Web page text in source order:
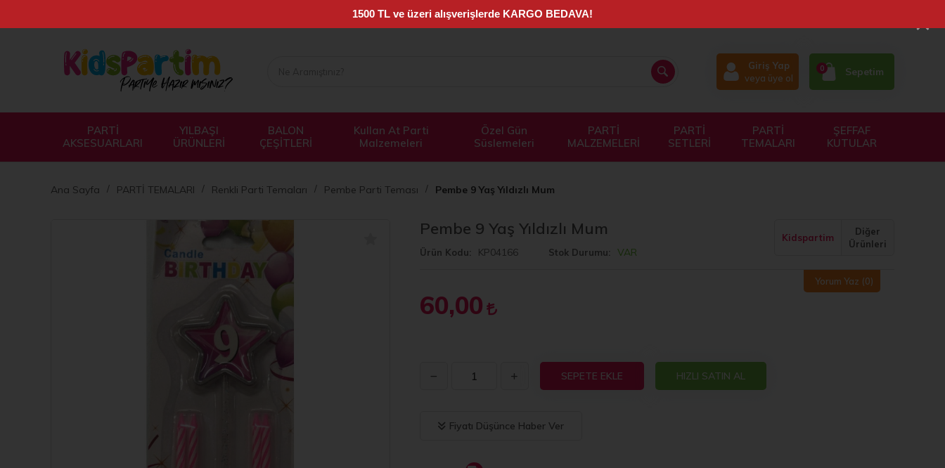
Giriş Yap
veya üye ol
0 Sepetim
PARTİ
AKSESUARLARI
YILBAŞI
ÜRÜNLERİ
BALON
ÇEŞİTLERİ
Kullan At Parti
Malzemeleri
Özel Gün
Süslemeleri
PARTİ
MALZEMELERİ
PARTİ
SETLERİ
PARTİ
TEMALARI
ŞEFFAF
KUTULAR
Ana Sayfa PARTİ TEMALARI Renkli Parti Temaları Pembe Parti Teması Pembe 9 Yaş Yıldızlı Mum
Pembe 9 Yaş Yıldızlı Mum Kidspartim
Diğer
Ürünleri
Ürün Kodu KP04166 Stok Durumu VAR
Yorum Yaz (0)
60,00
SEPETE EKLE HIZLI SATIN AL
Fiyatı Düşünce Haber Ver
×